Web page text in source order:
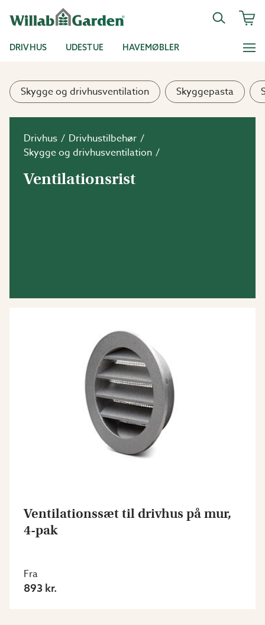
DRIVHUS UDESTUE HAVEMØBLER
Skygge og drivhusventilation Skyggepasta
Drivhus
Drivhustilbehør
Skygge og drivhusventilation
Ventilationsrist
Ventilationssæt til drivhus på mur,
4-pak
Fra
893 kr.